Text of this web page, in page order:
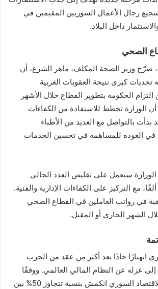
رجال الأعمال السوريين المقيمين في
داخل البلاد.
الصحي
صرّح وزير الصحة المكلف، ماهر الشرع، أن
كبرى نتيجة العقوبات الغربية
الحكومة بتطوير القطاع خلال الأشهر
أن الوزارة تخطط للاستفادة من الكفاءات
بدأت بالتواصل مع العديد من الأطباء
في العودة للمساهمة في تحسين الخدمات
الوزارة ستعمل على تقليص العدد الحالي
للموظفين البالغ 82 ألفًا، مع التركيز على الكفاءات الإدارية والفنية.
في رواتب العاملين في القطاع الصحي
انهيارًا حادًا بعد أكثر من عقد من الحرب
عزله عن النظام المالي العالمي. ووفقًا
للبنك الدولي، فإن الاقتصاد السوري انكمش بنسبة تتجاوز 50% بين